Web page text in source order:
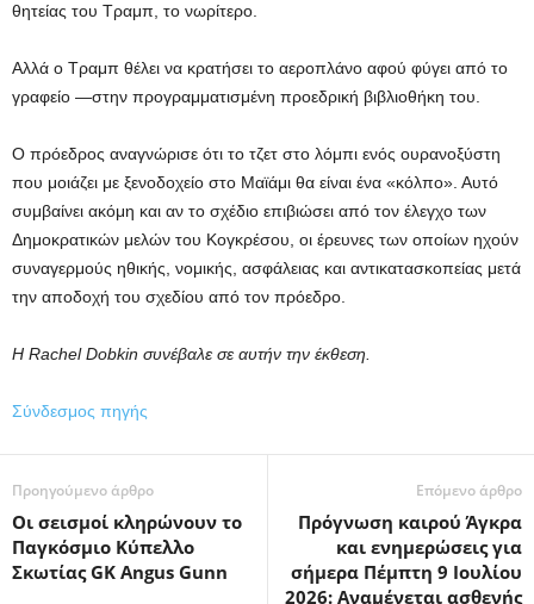
θητείας του Τραμπ, το νωρίτερο.
Αλλά ο Τραμπ θέλει να κρατήσει το αεροπλάνο αφού φύγει από το
γραφείο —στην προγραμματισμένη προεδρική βιβλιοθήκη του.
Ο πρόεδρος αναγνώρισε ότι το τζετ στο λόμπι ενός ουρανοξύστη
που μοιάζει με ξενοδοχείο στο Μαϊάμι θα είναι ένα «κόλπο». Αυτό
συμβαίνει ακόμη και αν το σχέδιο επιβιώσει από τον έλεγχο των
Δημοκρατικών μελών του Κογκρέσου, οι έρευνες των οποίων ηχούν
συναγερμούς ηθικής, νομικής, ασφάλειας και αντικατασκοπείας μετά
την αποδοχή του σχεδίου από τον πρόεδρο.
Η Rachel Dobkin συνέβαλε σε αυτήν την έκθεση.
Σύνδεσμος πηγής
Προηγούμενο άρθρο
Οι σεισμοί κληρώνουν το
Παγκόσμιο Κύπελλο
Σκωτίας GK Angus Gunn
Επόμενο άρθρο
Πρόγνωση καιρού Άγκρα
και ενημερώσεις για
σήμερα Πέμπτη 9 Ιουλίου
2026: Αναμένεται ασθενής